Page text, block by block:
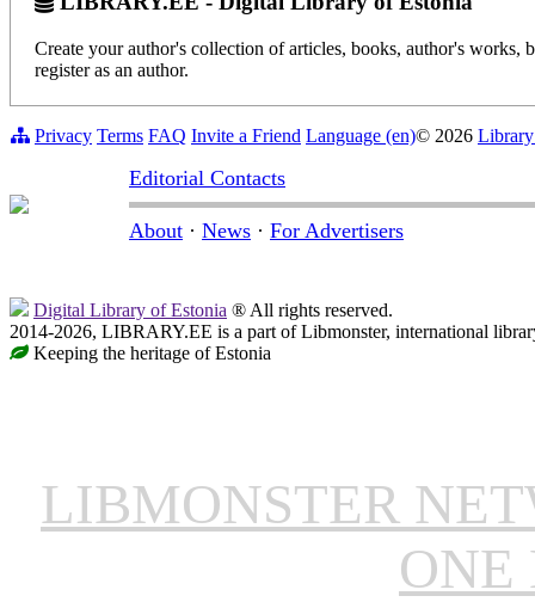
Create your author's collection of articles, books, author's
register as an author.
Privacy Terms FAQ Invite a Friend Language (en)© 2026
Editorial Contacts
About · News · For Advertisers
Digital Library of Estonia ® All rights reserved.
2014-2026, LIBRARY.EE is a part of Libmonster, international
Keeping the heritage of Estonia
LIBMONSTER
ONE